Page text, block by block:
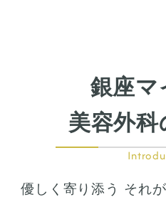
銀座マ
美容外
優しく寄り添う それ